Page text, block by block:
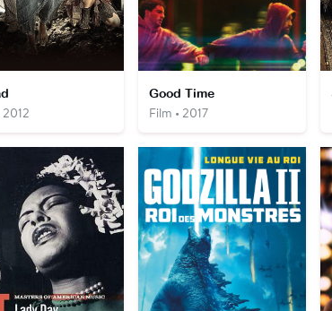
2012
Good Time
Film • 2017